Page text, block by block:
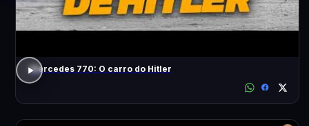
Mercedes 770: O carro do Hitler